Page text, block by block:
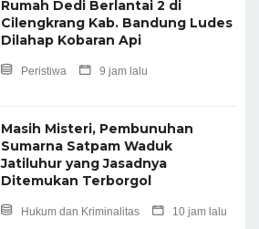
Rumah Dedi Berlantai 2 di
Cilengkrang Kab. Bandung Ludes
Dilahap Kobaran Api
Peristiwa 9 jam lalu
Masih Misteri, Pembunuhan
Sumarna Satpam Waduk
Jatiluhur yang Jasadnya
Ditemukan Terborgol
Hukum dan Kriminalitas 10 jam lalu